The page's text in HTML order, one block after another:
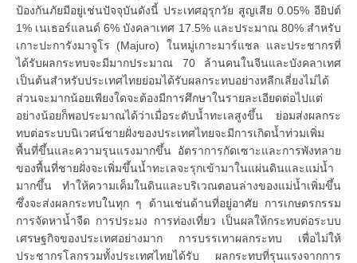
ป้องกันภัยมีอยู่เช่นปัจจุบันดังนี้ ประเทศอุรุกวัย สูญเสีย 0.05% อียิปต์
1% เนเธอร์แลนด์ 6% บังคลาเทศ 17.5% และประมาณ 80% สำหรับ
เกาะปะการังมาจูโร (Majuro) ในหมู่เกาะมาร์แชล และประชากรที่
ได้รับผลกระทบจะมีมากประมาณ 70 ล้านคนในจีนและบังคลาเทศ
เป็นต้นสำหรับประเทศไทยย่อมได้รับผลกระทบอย่างหลีกเลี่ยงไม่ได้
ส่วนจะมากน้อยเพียงใดจะต้องมีการศึกษาในรายละเอียดต่อไปแต่
อย่างน้อยก็พอประมาณได้ว่าเมื่อระดับน้ำทะเลสูงขึ้น ย่อมส่งผลกระ
ทบต่อระบบนิเวศน์ชายฝั่งของประเทศไทยจะมีการเกิดน้ำท่วมเพิ่ม
พื้นที่ขึ้นและความรุนแรงมากขึ้น อัตราการกัดเซาะและการพังทลาย
ของพื้นที่ชายฝั่งจะเพิ่มขึ้นน้ำทะเลจะรุกเข้ามาในแผ่นดินและแม่น้ำ
มากขึ้น ทำให้ความเค็มในดินและบริเวณตอนล่างของแม่น้ำเพิ่มขึ้น
ซึ่งจะส่งผลกระทบในทุก ๆ ด้านเช่นด้านที่อยู่อาศัย การเกษตรกรรม
การจัดหาน้ำจืด การประมง การท่องเที่ยว เป็นผลให้กระทบต่อระบบ
เศรษฐกิจของประเทศอย่างมาก การบรรเทาผลกระทบ เพื่อไม่ให้
ประชากรโลกรวมทั้งประเทศไทยได้รับ ผลกระทบที่รุนแรงจากการ